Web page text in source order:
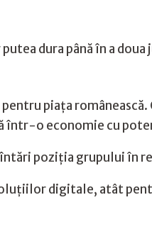
dura până în a
piața românească.
într-o economie cu
poziția grupului în
digitale, atât